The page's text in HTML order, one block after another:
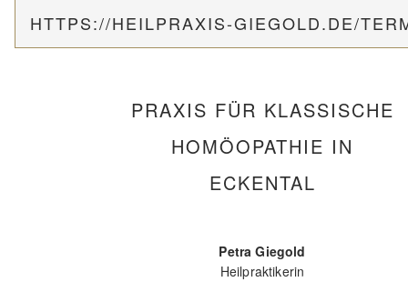
HTTPS://HEILPRAXIS-GIEGOLD.DE/
PRAXIS FÜR KLASSISCHE
HOMÖOPATHIE IN
ECKENTAL
Petra Giegold
Heilpraktikerin